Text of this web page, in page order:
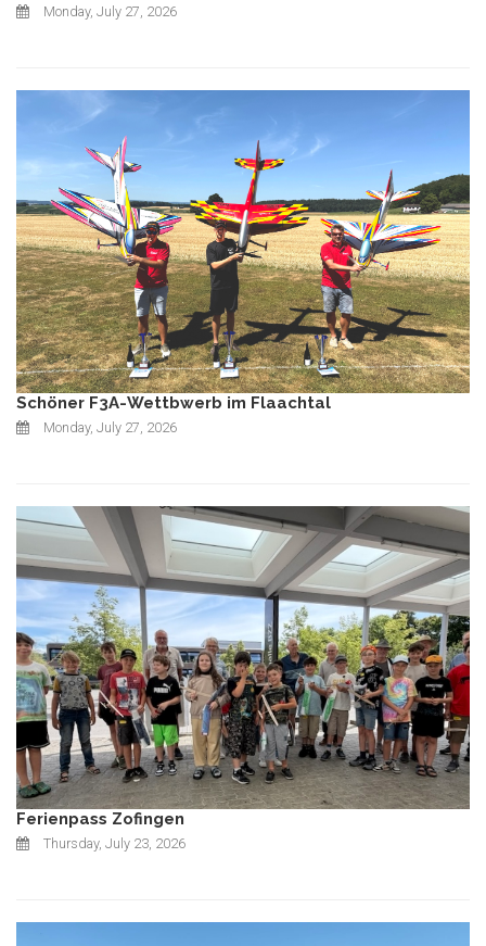
Monday, July 27, 2026
Schöner F3A-Wettbwerb im Flaachtal
Monday, July 27, 2026
Ferienpass Zofingen
Thursday, July 23, 2026